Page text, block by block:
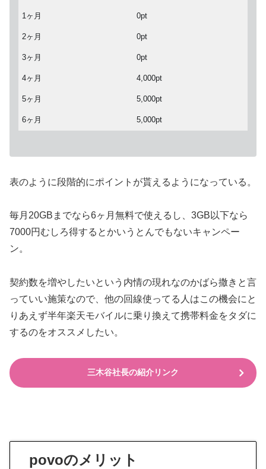
1ヶ月 0pt
2ヶ月 0pt
3ヶ月 0pt
4ヶ月 4,000pt
5ヶ月 5,000pt
6ヶ月 5,000pt
表のように段階的にポイントが貰えるようになっている。
毎月20GBまでなら6ヶ月無料で使えるし、3GB以下なら
7000円むしろ得するとかいうとんでもないキャンペー
ン。
契約数を増やしたいという内情の現れなのかばら撒きと言
っていい施策なので、他の回線使ってる人はこの機会にと
りあえず半年楽天モバイルに乗り換えて携帯料金をタダに
するのをオススメしたい。
三木谷社長の紹介リンク
povoのメリット